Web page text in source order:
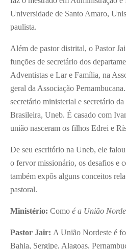
Universidade de Santo Amaro,
paulista.
Além de pastor distrital, o Pastor
funções de secretário dos
Adventistas e Lar e Família, na
geral da Associação
secretário ministerial e secretário
Brasileira, Uneb. É casado com
união nasceram os filhos Edrei e
De seu escritório na Uneb, ele
o fervor missionário, os desafios e
também expôs alguns conceitos
pastoral.
Ministério: Como é a União
Pastor Jair: A União Nordeste é
Bahia, Sergipe, Alagoas,